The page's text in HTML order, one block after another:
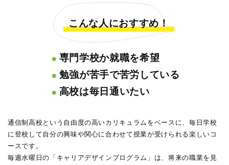
こんな人におすすめ！
● 専門学校か就職を希望
● 勉強が苦手で苦労している
● 高校は毎日通いたい
通信制高校という自由度の高いカリキュラムをベースに、毎日学校
に登校して自分の興味や関心に合わせて授業が受けられる楽しいコ
ースです。
毎週水曜日の「キャリアデザインプログラム」は、将来の職業を見